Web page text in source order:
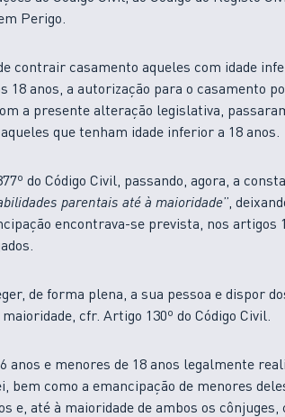
Perigo.
contrair casamento aqueles com idade
18 anos, a autorização para o casamento
a presente alteração legislativa,
que tenham idade inferior a 18 anos.
do Código Civil, passando, agora, a
parentais até à maioridade”,
encontrava-se prevista, nos artigos
de forma plena, a sua pessoa e dispor
cfr. Artigo 130º do Código Civil.
anos e menores de 18 anos legalmente
bem como a emancipação de menores
e, até à maioridade de ambos os cônjuges,